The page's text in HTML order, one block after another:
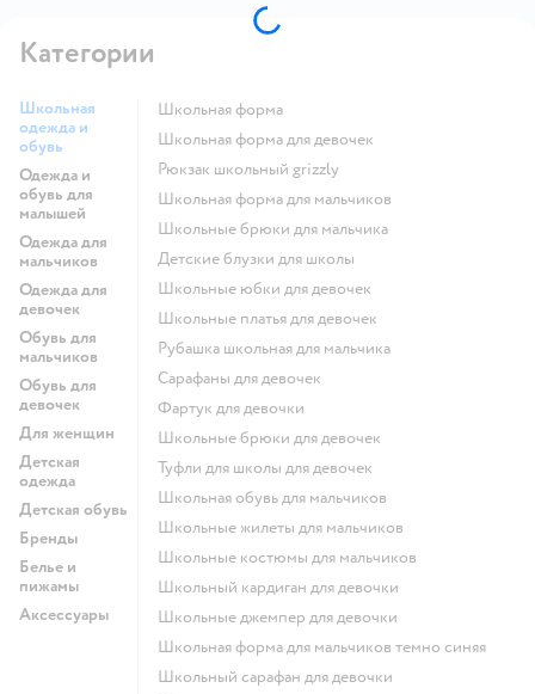
Категории
Школьная
одежда и
обувь
Одежда и
обувь для
малышей
Одежда для
мальчиков
Одежда для
девочек
Обувь для
мальчиков
Обувь для
девочек
Для женщин
Детская
одежда
Детская обувь
Бренды
Белье и
пижамы
Аксессуары
Школьная форма
Школьная форма для девочек
Рюкзак школьный grizzly
Школьная форма для мальчиков
Школьные брюки для мальчика
Детские блузки для школы
Школьные юбки для девочек
Школьные платья для девочек
Рубашка школьная для мальчика
Сарафаны для девочек
Фартук для девочки
Школьные брюки для девочек
Туфли для школы для девочек
Школьная обувь для мальчиков
Школьные жилеты для мальчиков
Школьные костюмы для мальчиков
Школьный кардиган для девочки
Школьные джемпер для девочки
Школьная форма для мальчиков темно синяя
Школьный сарафан для девочки